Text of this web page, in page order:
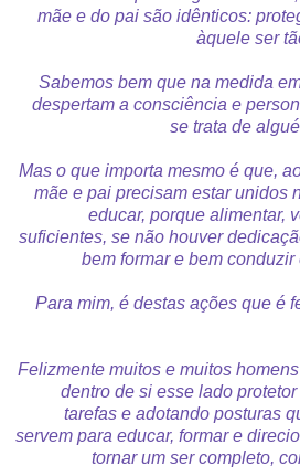
mãe e do pai são idênticos:
àquele ser
Sabemos bem que na medida
despertam a consciência e
se trata de
Mas o que importa mesmo é que,
mãe e pai precisam estar unidos
educar, porque alimentar,
suficientes, se não houver
bem formar e bem
Para mim, é destas ações que é
Felizmente muitos e muitos
dentro de si esse lado
tarefas e adotando posturas
servem para educar, formar e
tornar um ser completo,